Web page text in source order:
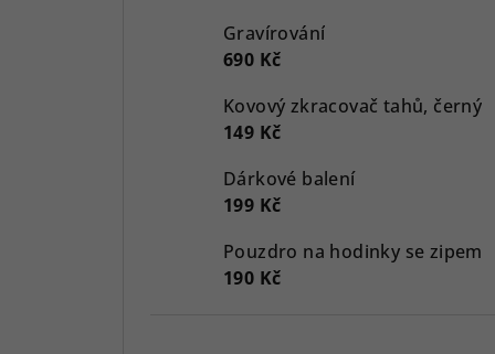
Gravírování
690 Kč
Kovový zkracovač tahů, černý
149 Kč
Dárkové balení
199 Kč
Pouzdro na hodinky se zipem
190 Kč